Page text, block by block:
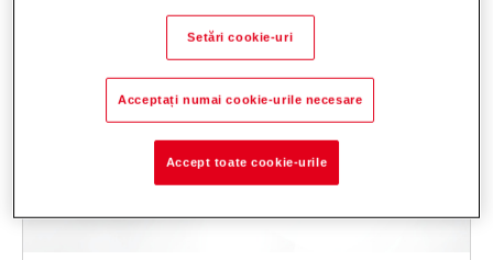
Setări cookie-uri
Acceptați numai cookie-urile necesare
Accept toate cookie-urile